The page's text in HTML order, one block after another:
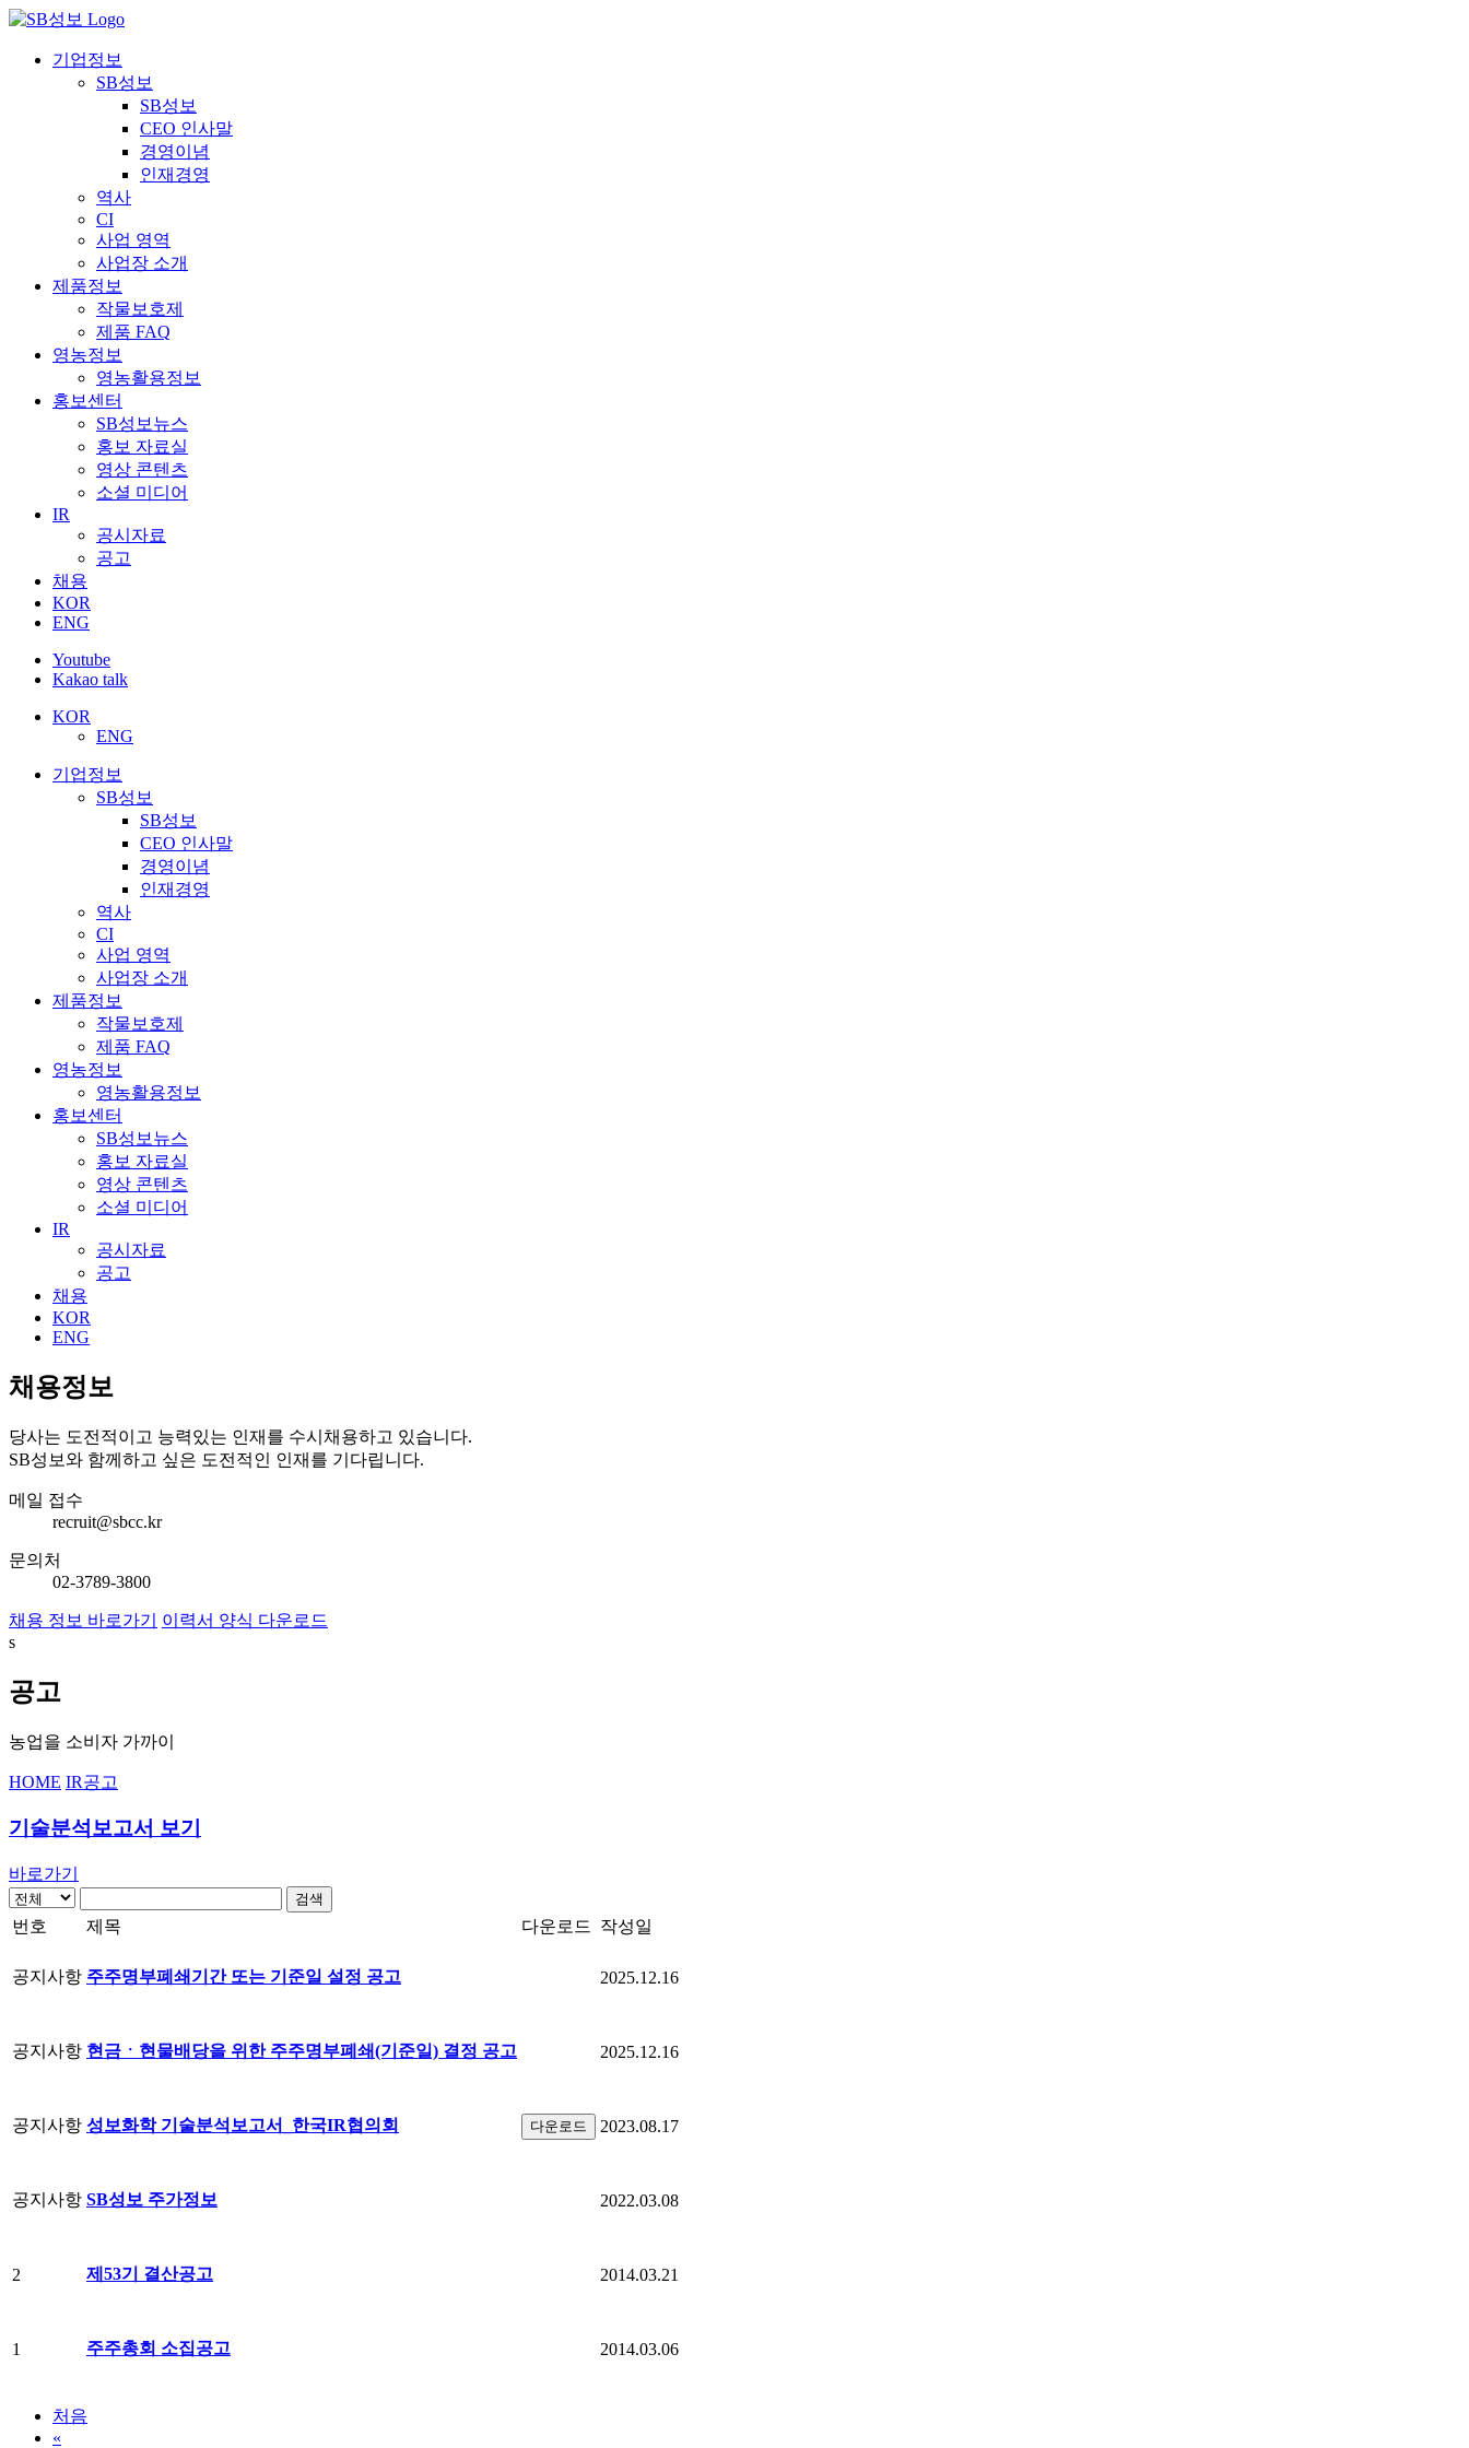
콘
기업정보
SB성보
SB성보
CEO 인사말
경영이념
인재경영
역사
CI
사업 영역
사업장 소개
제품정보
작물보호제
제품 FAQ
영농정보
영농활용정보
홍보센터
SB성보뉴스
홍보 자료실
영상 콘텐츠
소셜 미디어
IR
공시자료
공고
채용
KOR
ENG
Youtube
Kakao talk
KOR
ENG
기업정보
SB성보
SB성보
CEO 인사말
경영이념
인재경영
역사
CI
사업 영역
사업장 소개
제품정보
작물보호제
제품 FAQ
영농정보
영농활용정보
홍보센터
SB성보뉴스
홍보 자료실
영상 콘텐츠
소셜 미디어
IR
공시자료
공고
채용
KOR
ENG
채용정보
당사는 도전적이고 능력있는 인재를 수시채용하고 있습니다.
SB성보와 함께하고 싶은 도전적인 인재를 기다립니다.
메일 접수
recruit@sbcc.kr
문의처
02-3789-3800
채용 정보 바로가기
이력서 양식 다운로드
s
공고
농업을 소비자 가까이
HOME IR공고
기술분석보고서 보기
바로가기
검색
번호 제목 다운로드 작성일
공지사항 주주명부폐쇄기간 또는 기준일 설정 공고 2025.12.16
공지사항 현금ㆍ현물배당을 위한 주주명부폐쇄(기준일) 결정 공고 2025.12.16
공지사항 성보화학 기술분석보고서_한국IR협의회 다운로드 2023.08.17
공지사항 SB성보 주가정보 2022.03.08
2 제53기 결산공고 2014.03.21
1 주주총회 소집공고 2014.03.06
처음
«